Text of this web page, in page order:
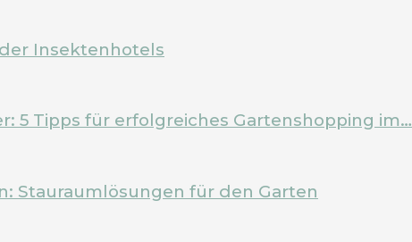
Insektenhotels
5 Tipps für erfolgreiches Gartenshopping im…
Stauraumlösungen für den Garten